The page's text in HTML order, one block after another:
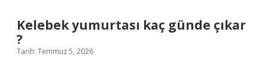
Kelebek yumurtası kaç günde çıkar
?
Tarih: Temmuz 5, 2026